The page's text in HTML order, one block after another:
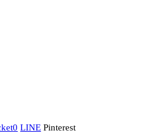
0 LINE Pinterest